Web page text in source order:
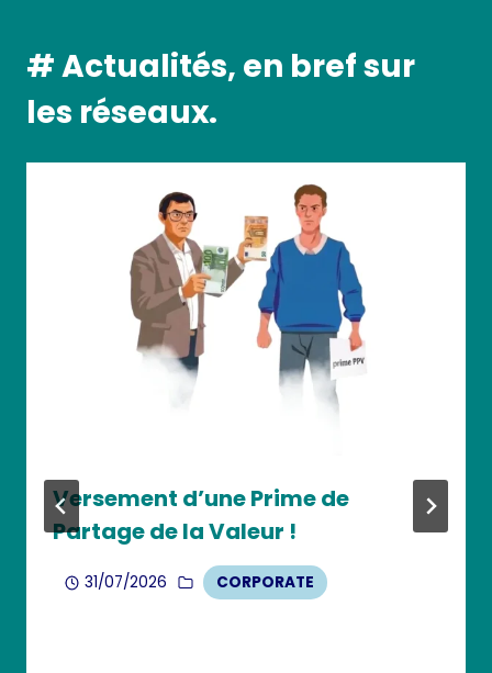
# Actualités, en bref sur
les réseaux.
Versement d’une Prime de
Partage de la Valeur !
31/07/2026 CORPORATE